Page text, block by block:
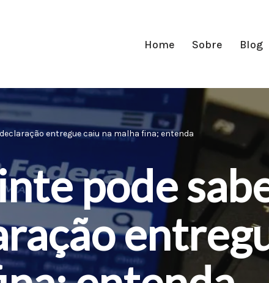
Home Sobre Blog
entregue caiu na malha fina; entenda
pode